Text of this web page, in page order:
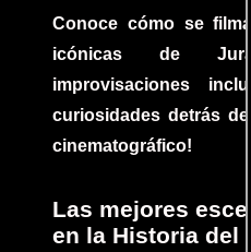
Conoce cómo se
icónicas de
improvisaciones
curiosidades detrás
cinematográfico!
Las mejores
en la Historia del